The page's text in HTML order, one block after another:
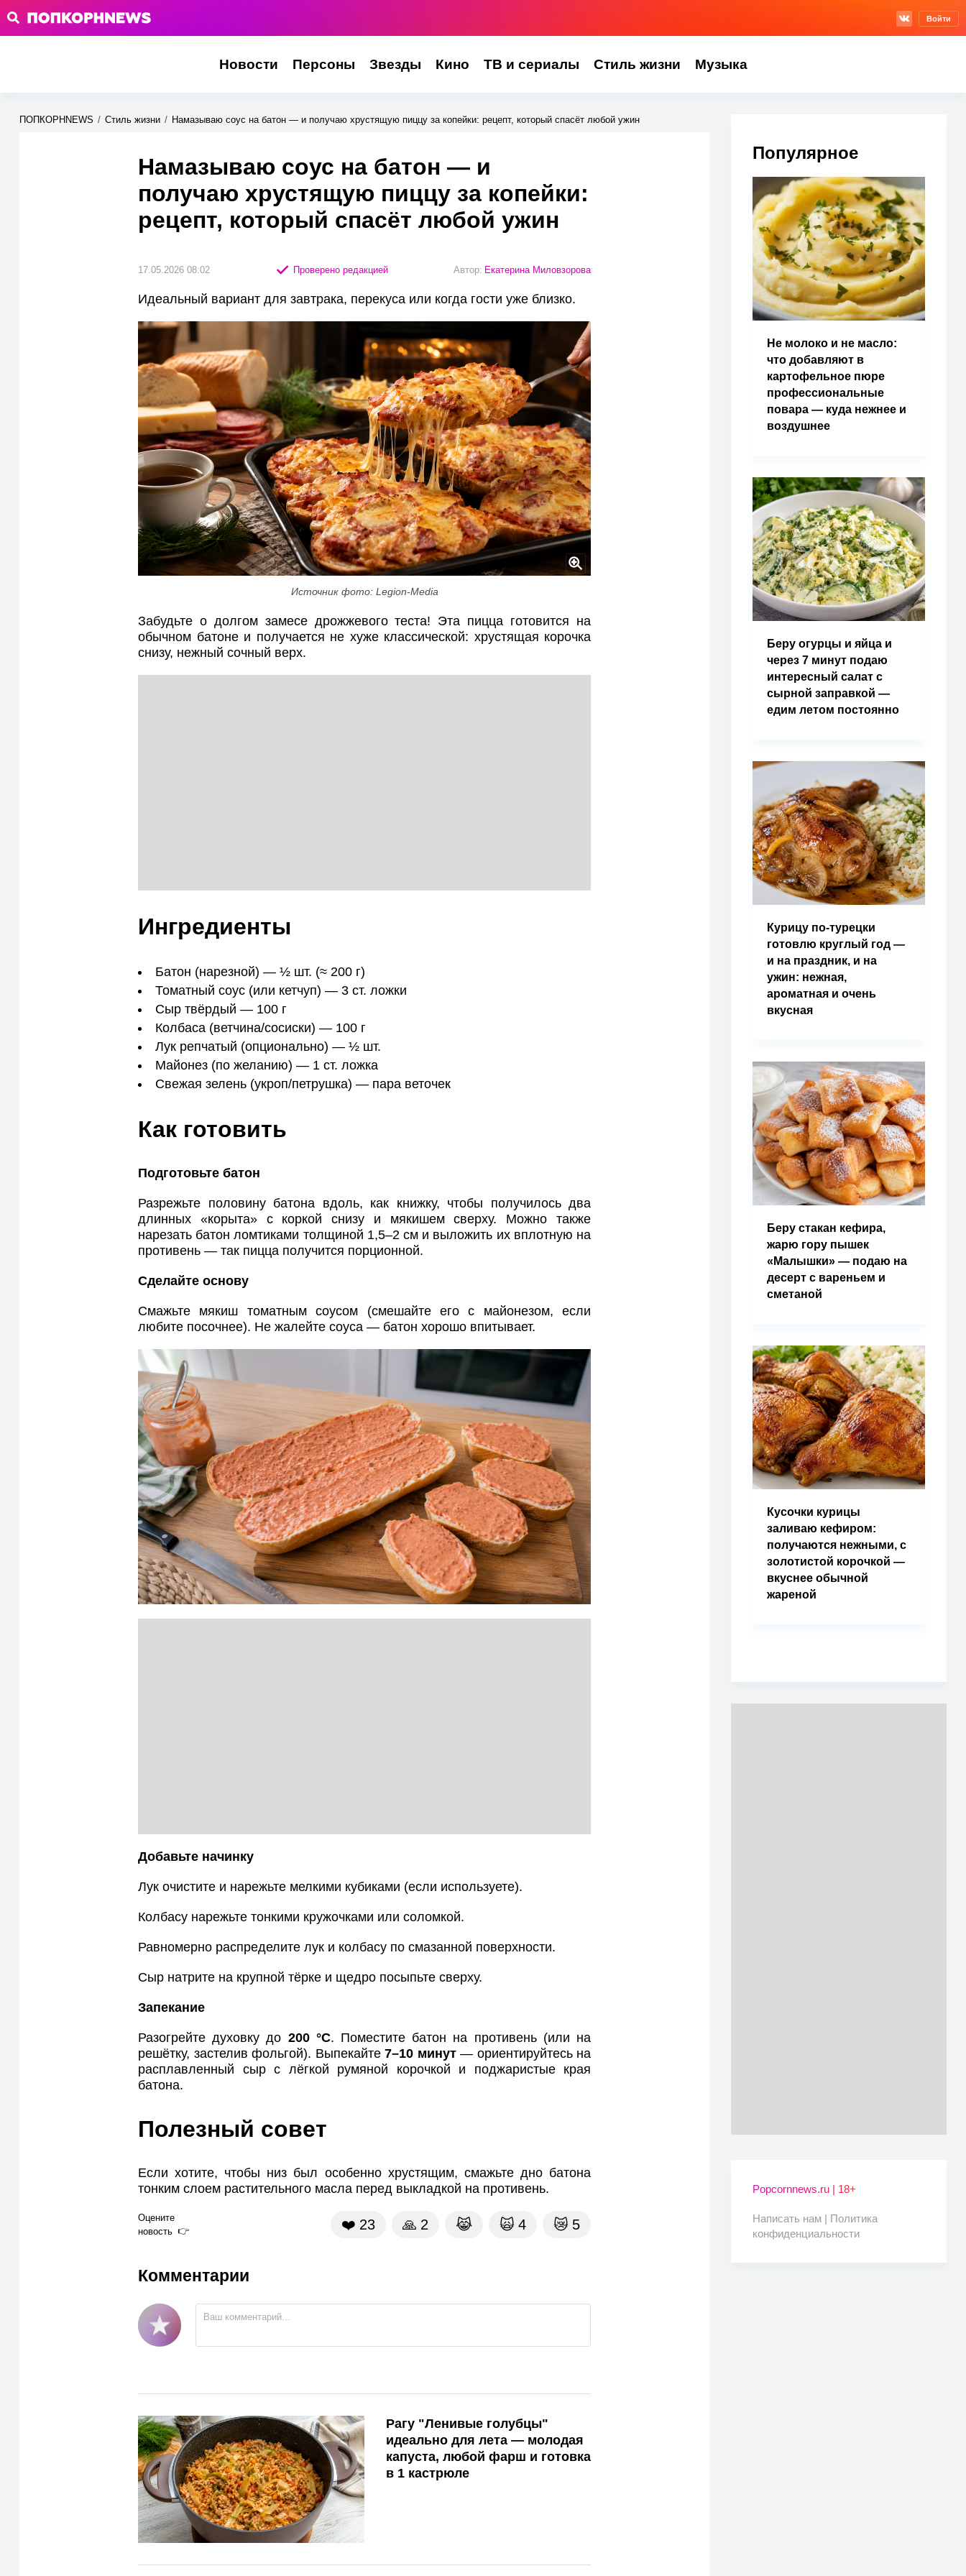
Войти
Новости Персоны Звезды Кино ТВ и сериалы Стиль жизни Музыка
ПОПКОРНNEWS / Стиль жизни / Намазываю соус на батон — и получаю хрустящую пиццу за копейки: рецепт, который спасёт любой ужин
Намазываю соус на батон — и
получаю хрустящую пиццу за копейки:
рецепт, который спасёт любой ужин
17.05.2026 08:02 Проверено редакцией Автор: Екатерина Миловзорова
Идеальный вариант для завтрака, перекуса или когда гости уже близко.
Источник фото: Legion-Media
Забудьте о долгом замесе дрожжевого теста! Эта пицца готовится на
обычном батоне и получается не хуже классической: хрустящая корочка
снизу, нежный сочный верх.
Ингредиенты
Батон (нарезной) — ½ шт. (≈ 200 г)
Томатный соус (или кетчуп) — 3 ст. ложки
Сыр твёрдый — 100 г
Колбаса (ветчина/сосиски) — 100 г
Лук репчатый (опционально) — ½ шт.
Майонез (по желанию) — 1 ст. ложка
Свежая зелень (укроп/петрушка) — пара веточек
Как готовить
Подготовьте батон
Разрежьте половину батона вдоль, как книжку, чтобы получилось два
длинных «корыта» с коркой снизу и мякишем сверху. Можно также
нарезать батон ломтиками толщиной 1,5–2 см и выложить их вплотную на
противень — так пицца получится порционной.
Сделайте основу
Смажьте мякиш томатным соусом (смешайте его с майонезом, если
любите посочнее). Не жалейте соуса — батон хорошо впитывает.
Добавьте начинку
Лук очистите и нарежьте мелкими кубиками (если используете).
Колбасу нарежьте тонкими кружочками или соломкой.
Равномерно распределите лук и колбасу по смазанной поверхности.
Сыр натрите на крупной тёрке и щедро посыпьте сверху.
Запекание
Разогрейте духовку до 200 °C. Поместите батон на противень (или на
решётку, застелив фольгой). Выпекайте 7–10 минут— ориентируйтесь на
расплавленный сыр с лёгкой румяной корочкой и поджаристые края
батона.
Полезный совет
Если хотите, чтобы низ был особенно хрустящим, смажьте дно батона
тонким слоем растительного масла перед выкладкой на противень.
Оцените
новость
❤️ 23 🙏 2 😹 🙀 4 😿 5
Комментарии
Рагу "Ленивые голубцы"
идеально для лета — молодая
капуста, любой фарш и готовка
в 1 кастрюле
Популярное
Не молоко и не масло:
что добавляют в
картофельное пюре
профессиональные
повара — куда нежнее и
воздушнее
Беру огурцы и яйца и
через 7 минут подаю
интересный салат с
сырной заправкой —
едим летом постоянно
Курицу по-турецки
готовлю круглый год —
и на праздник, и на
ужин: нежная,
ароматная и очень
вкусная
Беру стакан кефира,
жарю гору пышек
«Малышки» — подаю на
десерт с вареньем и
сметаной
Кусочки курицы
заливаю кефиром:
получаются нежными, с
золотистой корочкой —
вкуснее обычной
жареной
Popcornnews.ru | 18+
Написать нам | Политика
конфиденциальности